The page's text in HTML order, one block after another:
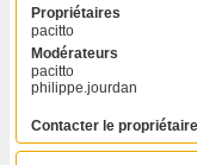
Propriétaires
pacitto
Modérateurs
pacitto
philippe.jourdan
Contacter le propriétaire